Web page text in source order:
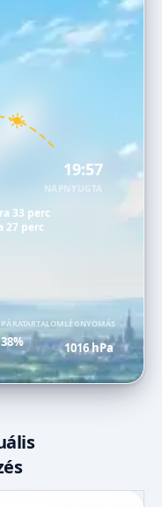
19:57
NAPNYUGTA
33 perc
27 perc
PÁRATARTALOM
38%
LÉGNYOMÁS
1016 hPa